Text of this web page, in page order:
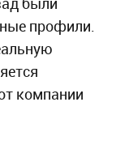
были
профили.
компании